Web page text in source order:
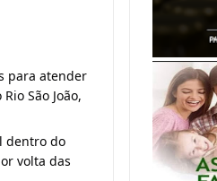
para atender
São João,
dentro do
volta das